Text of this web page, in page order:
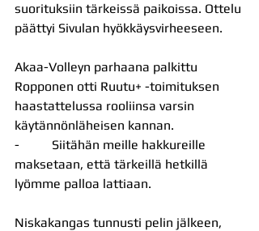
suorituksiin tärkeissä paikoissa. Ottelu
päättyi Sivulan hyökkäysvirheeseen.
Akaa-Volleyn parhaana palkittu
Ropponen otti Ruutu+ -toimituksen
haastattelussa rooliinsa varsin
käytännönläheisen kannan.
-          Siitähän meille hakkureille
maksetaan, että tärkeillä hetkillä
lyömme palloa lattiaan.
Niskakangas tunnusti pelin jälkeen,